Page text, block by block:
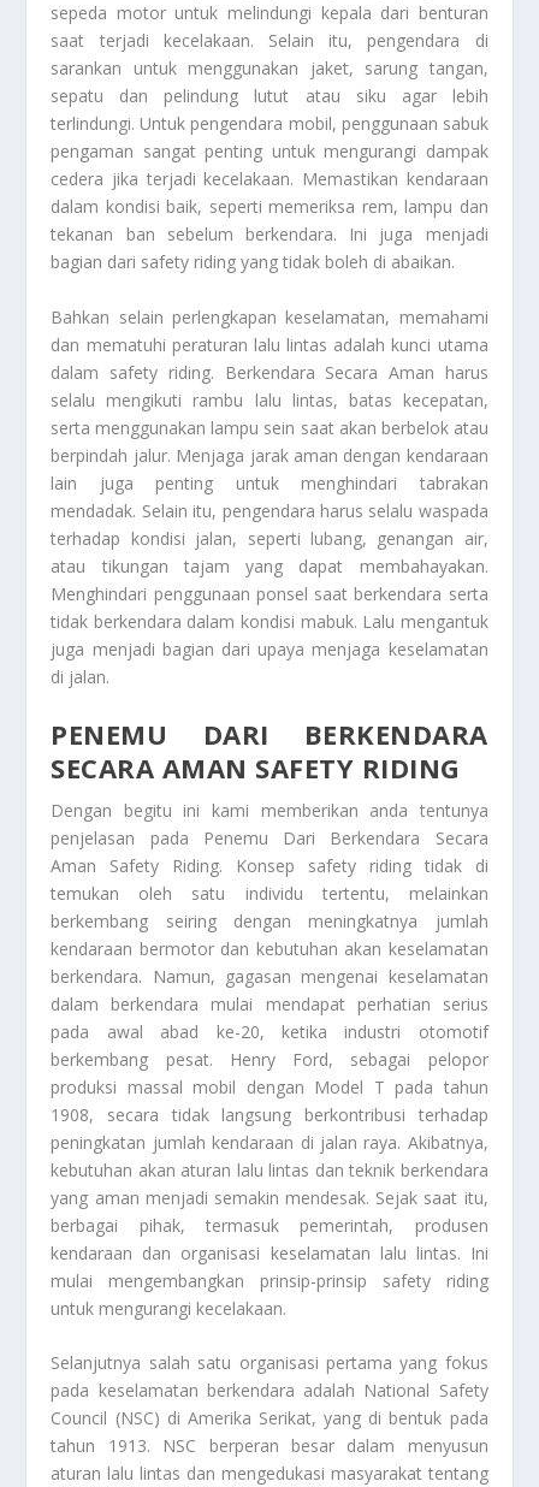
sepeda motor untuk melindungi kepala dari benturan
saat terjadi kecelakaan. Selain itu, pengendara di
sarankan untuk menggunakan jaket, sarung tangan,
sepatu dan pelindung lutut atau siku agar lebih
terlindungi. Untuk pengendara mobil, penggunaan sabuk
pengaman sangat penting untuk mengurangi dampak
cedera jika terjadi kecelakaan. Memastikan kendaraan
dalam kondisi baik, seperti memeriksa rem, lampu dan
tekanan ban sebelum berkendara. Ini juga menjadi
bagian dari safety riding yang tidak boleh di abaikan.
Bahkan selain perlengkapan keselamatan, memahami
dan mematuhi peraturan lalu lintas adalah kunci utama
dalam safety riding.
Berkendara Secara Aman harus
selalu mengikuti rambu lalu lintas, batas kecepatan,
serta menggunakan lampu sein saat akan berbelok atau
berpindah jalur. Menjaga jarak aman dengan kendaraan
lain juga penting untuk menghindari tabrakan
mendadak. Selain itu, pengendara harus selalu waspada
terhadap kondisi jalan, seperti lubang, genangan air,
atau tikungan tajam yang dapat membahayakan.
Menghindari penggunaan ponsel saat berkendara serta
tidak berkendara dalam kondisi mabuk. Lalu mengantuk
juga menjadi bagian dari upaya menjaga keselamatan
di jalan.
PENEMU DARI BERKENDARA
SECARA AMAN SAFETY RIDING
Dengan begitu ini kami memberikan anda tentunya
penjelasan pada
Penemu Dari Berkendara Secara
Aman Safety Riding. Konsep safety riding tidak di
temukan oleh satu individu tertentu, melainkan
berkembang seiring dengan meningkatnya jumlah
kendaraan bermotor dan kebutuhan akan keselamatan
berkendara. Namun, gagasan mengenai keselamatan
dalam berkendara mulai mendapat perhatian serius
pada awal abad ke-20, ketika industri otomotif
berkembang pesat. Henry Ford, sebagai pelopor
produksi massal mobil dengan Model T pada tahun
1908, secara tidak langsung berkontribusi terhadap
peningkatan jumlah kendaraan di jalan raya. Akibatnya,
kebutuhan akan aturan lalu lintas dan teknik berkendara
yang aman menjadi semakin mendesak. Sejak saat itu,
berbagai pihak, termasuk pemerintah, produsen
kendaraan dan organisasi keselamatan lalu lintas. Ini
mulai mengembangkan prinsip-prinsip safety riding
untuk mengurangi kecelakaan.
Selanjutnya salah satu organisasi pertama yang fokus
pada keselamatan berkendara adalah National Safety
Council (NSC) di Amerika Serikat, yang di bentuk pada
tahun 1913. NSC berperan besar dalam menyusun
aturan lalu lintas dan mengedukasi masyarakat tentang